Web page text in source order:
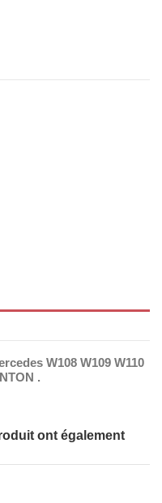
W108 W109 W110
​.
ont également